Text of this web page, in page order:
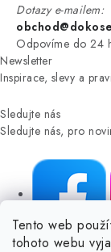
Tento web
tohoto webu
Dotazy e-mailem:
Odpovíme do 24
Newsletter
Inspirace, slevy a
Sledujte nás
Sledujte nás, pro